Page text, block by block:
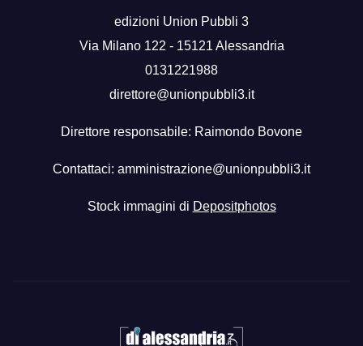
edizioni Union Pubbli 3
Via Milano 122 - 15121 Alessandria
0131221988
direttore@unionpubbli3.it
Direttore responsabile: Raimondo Bovone
Contattaci: amministrazione@unionpubbli3.it
Stock immagini di Depositphotos